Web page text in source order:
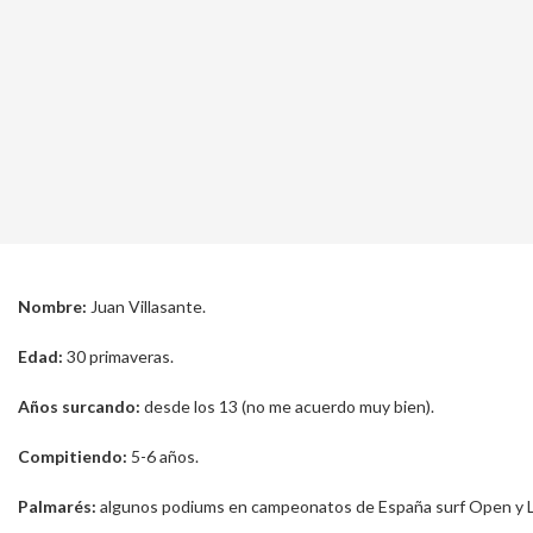
Nombre: Juan Villasante.
Edad: 30 primaveras.
Años surcando: desde los 13 (no me acuerdo muy bien).
Compitiendo: 5-6 años.
Palmarés: algunos podiums en campeonatos de España surf Open y